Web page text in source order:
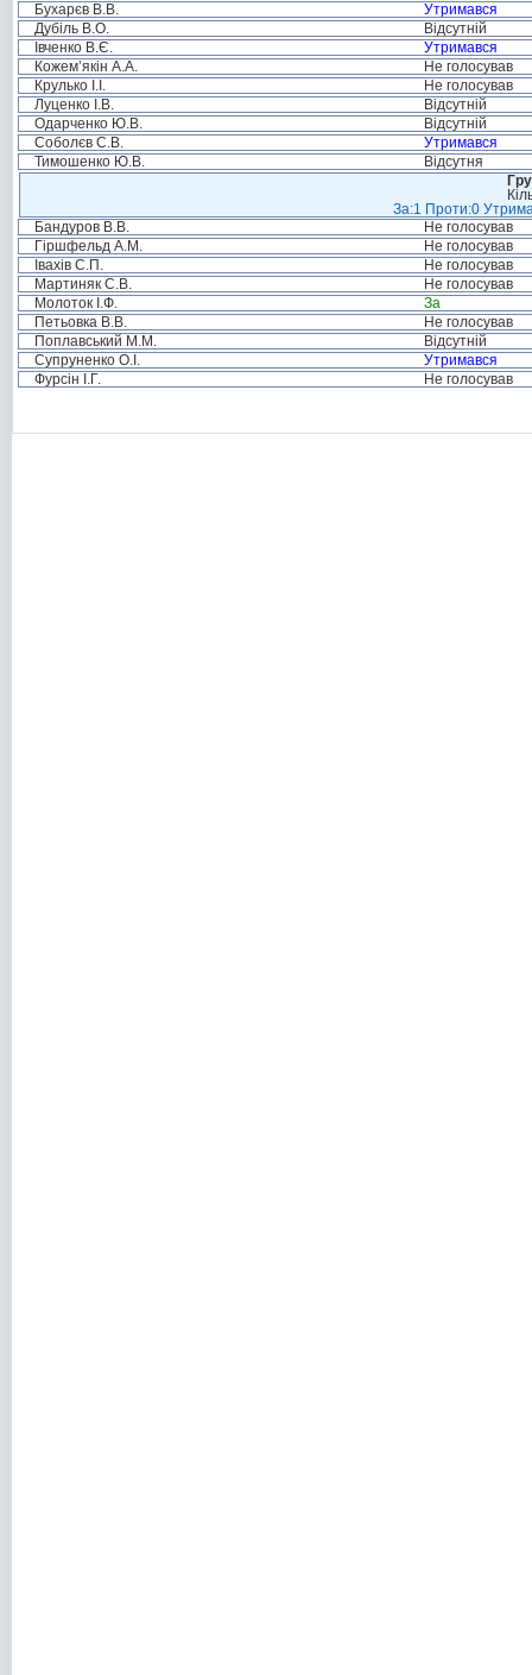
Бухарєв В.В.
Утримався
Дубіль В.О.
Відсутній
Івченко В.Є.
Утримався
Кожем’якін А.А.
Не голосував
Крулько І.І.
Не голосував
Луценко І.В.
Відсутній
Одарченко Ю.В.
Відсутній
Соболєв С.В.
Утримався
Тимошенко Ю.В.
Відсутня
За:1 Проти:0
Бандуров В.В.
Не голосував
Гіршфельд А.М.
Не голосував
Івахів С.П.
Не голосував
Мартиняк С.В.
Не голосував
Молоток І.Ф.
За
Петьовка В.В.
Не голосував
Поплавський М.М.
Відсутній
Супруненко О.І.
Утримався
Фурсін І.Г.
Не голосував